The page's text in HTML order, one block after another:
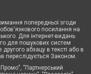
попередньої згоди
посилання на
Для інтернет-видань
для пошукових систем
абзацу в тексті або в
переслідується Законом.
"Партнерський